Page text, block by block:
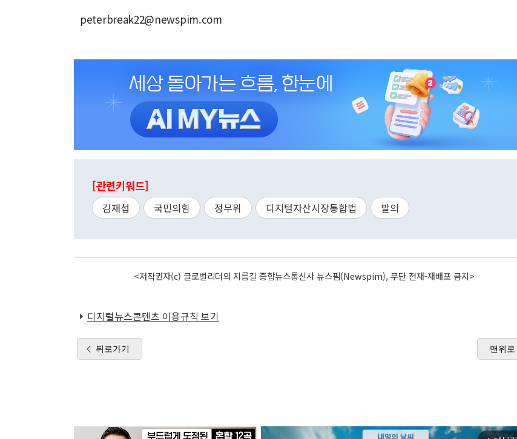
peterbreak22@newspim.com
[관련키워드]
김재섭 국민의힘 정무위 디지털자산시장통합법 발의
<저작권자(c) 글로벌리더의 지름길 종합뉴스통신사 뉴스핌(Newspim), 무단 전재-재배포 금지>
디지털뉴스콘텐츠 이용규칙 보기
뒤로가기 맨위로